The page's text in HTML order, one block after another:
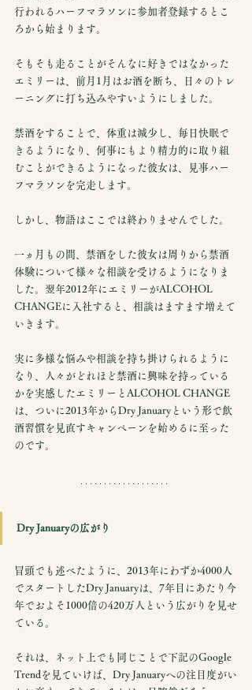
行われるハーフマラソンに参加者登録するとこ
ろから始まります。
そもそも走ることがそんなに好きではなかった
エミリーは、前月1月はお酒を断ち、日々のトレ
ーニングに打ち込みやすいようにしました。
禁酒をすることで、体重は減少し、毎日快眠で
きるようになり、何事にもより精力的に取り組
むことができるようになった彼女は、見事ハー
フマラソンを完走します。
しかし、物語はここでは終わりませんでした。
一ヵ月もの間、禁酒をした彼女は周りから禁酒
体験について様々な相談を受けるようになりま
した。翌年2012年にエミリーがALCOHOL
CHANGEに入社すると、相談はますます増えて
いきます。
実に多様な悩みや相談を持ち掛けられるように
なり、人々がどれほど禁酒に興味を持っている
かを実感したエミリーとALCOHOL CHANGE
は、ついに2013年からDry Januaryという形で飲
酒習慣を見直すキャンペーンを始めるに至った
のです。
Dry Januaryの広がり
冒頭でも述べたように、2013年にわずか4000人
でスタートしたDry Januaryは、7年目にあたり今
年でおよそ1000倍の420万人という広がりを見せ
ている。
それは、ネット上でも同じことで下記のGoogle
Trendを見ていけば、Dry Januaryへの注目度がい